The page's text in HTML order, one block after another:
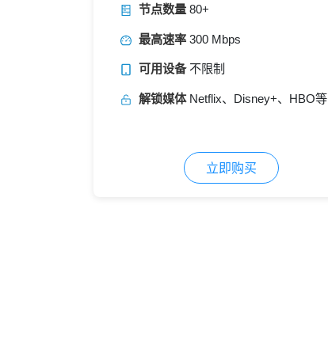
节点数量 80+
最高速率 300 Mbps
可用设备不限制
解锁媒体Netflix、Disney+、HBO等
立即购买